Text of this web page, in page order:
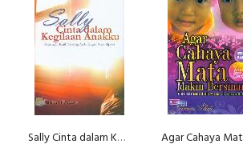
Sally Cinta dalam Kegilaan Anakku : Perjuangan Kasih Seorang Ayah dengan Anak Bipolar